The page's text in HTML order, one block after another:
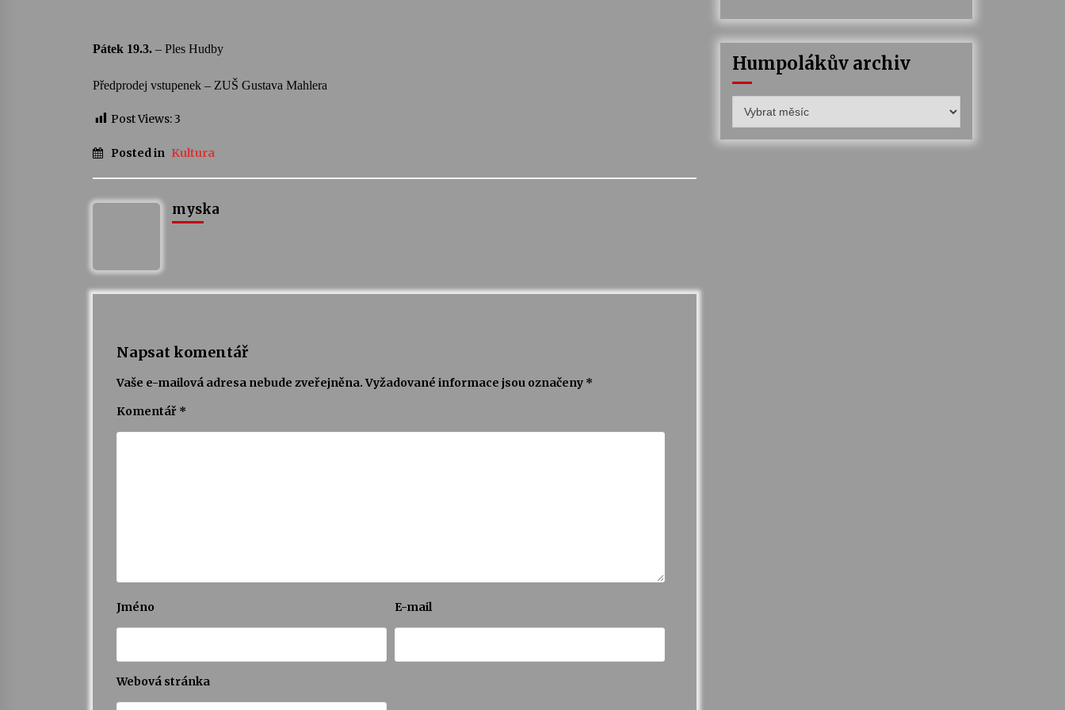
Pátek 19.3. – Ples Hudby
Předprodej vstupenek – ZUŠ Gustava Mahlera
Post Views:3
Posted in Kultura
myska
Napsat komentář
Vaše e-mailová adresa nebude zveřejněna. Vyžadované informace jsou označeny *
Komentář *
Jméno E-mail
Webová stránka
Humpolákův archiv
archiv